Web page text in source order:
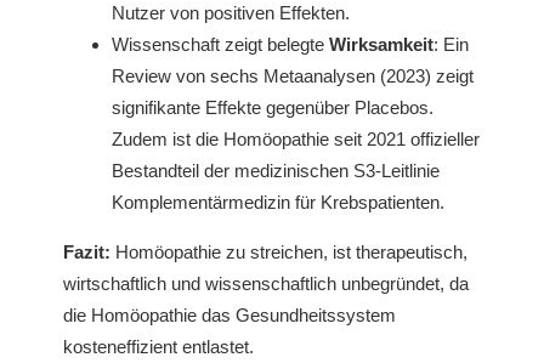
Nutzer von positiven Effekten.
Wissenschaft zeigt belegteWirksamkeit: Ein
Review von sechs Metaanalysen (2023) zeigt
signifikante Effekte gegenüber Placebos.
Zudem ist die Homöopathie seit 2021 offizieller
Bestandteil der medizinischen S3-Leitlinie
Komplementärmedizin für Krebspatienten.
Fazit: Homöopathie zu streichen, ist therapeutisch,
wirtschaftlich und wissenschaftlich unbegründet, da
die Homöopathie das Gesundheitssystem
kosteneffizient entlastet.